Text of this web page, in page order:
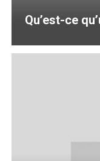
Qu’est-ce